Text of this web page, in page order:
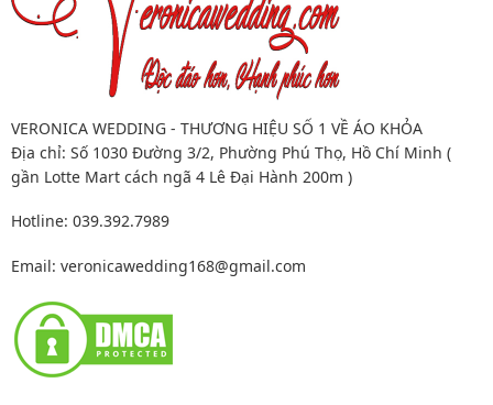
VERONICA WEDDING - THƯƠNG HIỆU SỐ 1 VỀ ÁO KHỎA
Địa chỉ: Số 1030 Đường 3/2, Phường Phú Thọ, Hồ Chí Minh (
gần Lotte Mart cách ngã 4 Lê Đại Hành 200m )
Hotline: 039.392.7989
Email: veronicawedding168@gmail.com